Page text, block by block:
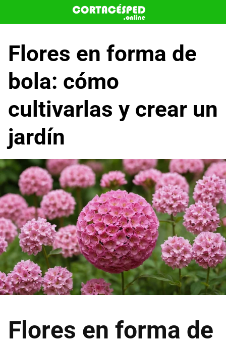
Flores en forma de
bola: cómo
cultivarlas y crear un
jardín
Flores en forma de